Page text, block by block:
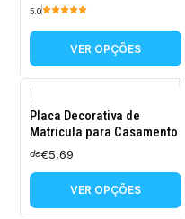
5.0
VER OPÇÕES
Placa Decorativa de
Matricula para Casamento
de€5,69
VER OPÇÕES